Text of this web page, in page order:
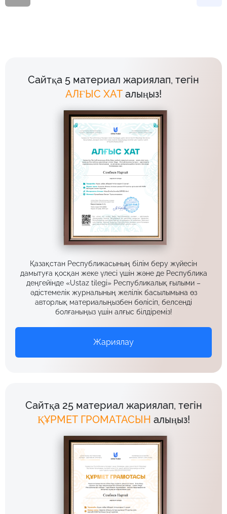
Сайтқа 5 материал жариялап, тегін
АЛҒЫС ХАТ алыңыз!
Қазақстан Республикасының білім беру жүйесін
дамытуға қосқан жеке үлесі үшін және де Республика
деңгейінде «Ustaz tilegi» Республикалық ғылыми –
әдістемелік журналының желілік басылымына өз
авторлық материалыңызбен бөлісіп, белсенді
болғаныңыз үшін алғыс білдіреміз!
Жариялау
Сайтқа 25 материал жариялап, тегін
ҚҰРМЕТ ГРОМАТАСЫН алыңыз!